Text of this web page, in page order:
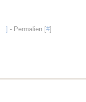
…] - Permalien [#]